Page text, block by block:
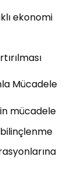
ekonomi
Mücadele
mücadele